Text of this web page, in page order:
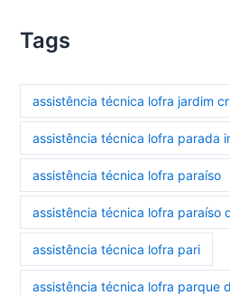
Tags
assistência técnica lofra jardim
assistência técnica lofra parada
assistência técnica lofra paraíso
assistência técnica lofra paraíso
assistência técnica lofra pari
assistência técnica lofra parque